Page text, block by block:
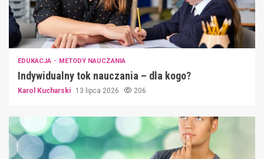
EDUKACJA METODY NAUCZANIA
Indywidualny tok nauczania – dla kogo?
Karol Kucharski 13 lipca 2026 206